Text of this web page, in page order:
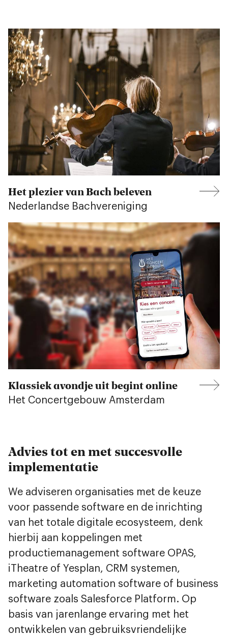
Het plezier van Bach beleven
Nederlandse Bachvereniging
Klassiek avondje uit begint online
Het Concertgebouw Amsterdam
Advies tot en met succesvolle
implementatie
We adviseren organisaties met de keuze
voor passende software en de inrichting
van het totale digitale ecosysteem, denk
hierbij aan koppelingen met
productiemanagement software OPAS,
iTheatre of Yesplan, CRM systemen,
marketing automation software of business
software zoals Salesforce Platform. Op
basis van jarenlange ervaring met het
ontwikkelen van gebruiksvriendelijke